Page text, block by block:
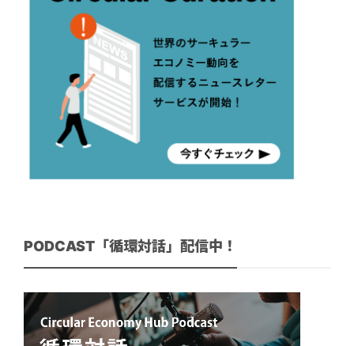
PODCAST「循環対話」配信中！